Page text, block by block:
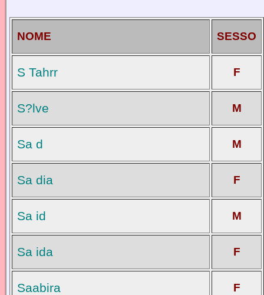
NOME SESSO
S Tahrr F
S?lve M
Sa d M
Sa dia F
Sa id M
Sa ida F
Saabira F